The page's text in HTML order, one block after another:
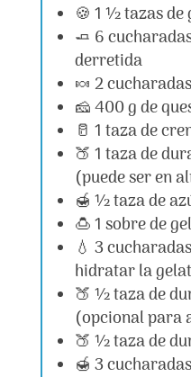
🍪 1 ½ tazas
🧈 6
derretida
🍬 2
🧀 400 g de
🥛 1 taza de
🍑 1 taza de
(puede ser en
🍯 ½ taza de
🍮 1 sobre de
💧 3
hidratar la
🍑 ½ taza de
(opcional para
🍑 ½ taza de
🍯 3